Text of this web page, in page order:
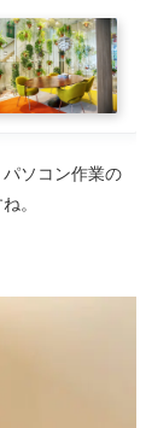
ソコン作業の
。